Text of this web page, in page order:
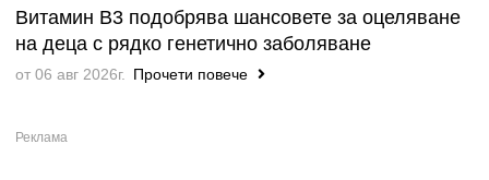
Витамин B3 подобрява шансовете за оцеляване
на деца с рядко генетично заболяване
от 06 авг 2026г. Прочети повече